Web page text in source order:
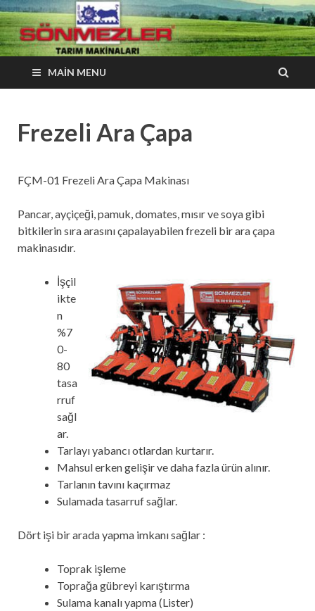
Sönmezler Tarım
Makineleri
Güveniniz güvencemizdir…
MAIN MENU
Frezeli Ara Çapa
FÇM-01 Frezeli Ara Çapa Makinası
Pancar, ayçiçeği, pamuk, domates, mısır ve soya gibi
bitkilerin sıra arasını çapalayabilen frezeli bir ara çapa
makinasıdır.
İşçil
ikte
n
%7
0-
80
tasa
rruf
sağl
ar.
Tarlayı yabancı otlardan kurtarır.
Mahsul erken gelişir ve daha fazla ürün alınır.
Tarlanın tavını kaçırmaz
Sulamada tasarruf sağlar.
Dört işi bir arada yapma imkanı sağlar :
Toprak işleme
Toprağa gübreyi karıştırma
Sulama kanalı yapma (Lister)